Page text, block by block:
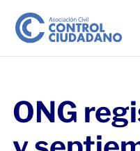
ONG